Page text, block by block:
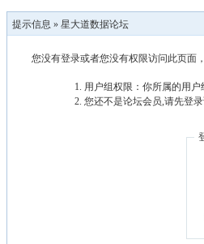
提示信息 » 星大道数据论坛
您没有登录或者您没有权限访问此页面
用户组权限：你所属的用
您还不是论坛会员,请先登